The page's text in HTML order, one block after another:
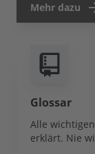
Mehr dazu
Glossar
Alle
erklärt. Nie